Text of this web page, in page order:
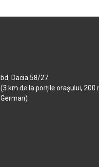
bd. Dacia 58/27
(3 km de la porțile orașului, 200
German)